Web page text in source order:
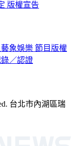
版權宣告
藝象娛樂 節目版權
／認證
台北市內湖區瑞